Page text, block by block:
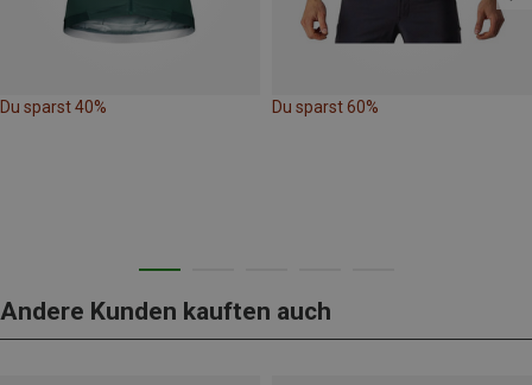
Du sparst 40% Du sparst 60%
Andere Kunden kauften auch